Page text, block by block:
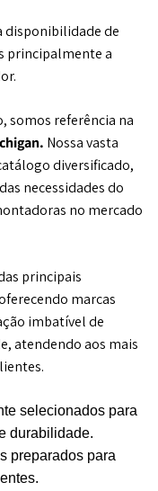
disponibilidade de
principalmente a
somos referência na
Nossa vasta
diversificado,
necessidades do
no mercado
principais
marcas
imbatível de
atendendo aos mais
selecionados para
durabilidade.
preparados para